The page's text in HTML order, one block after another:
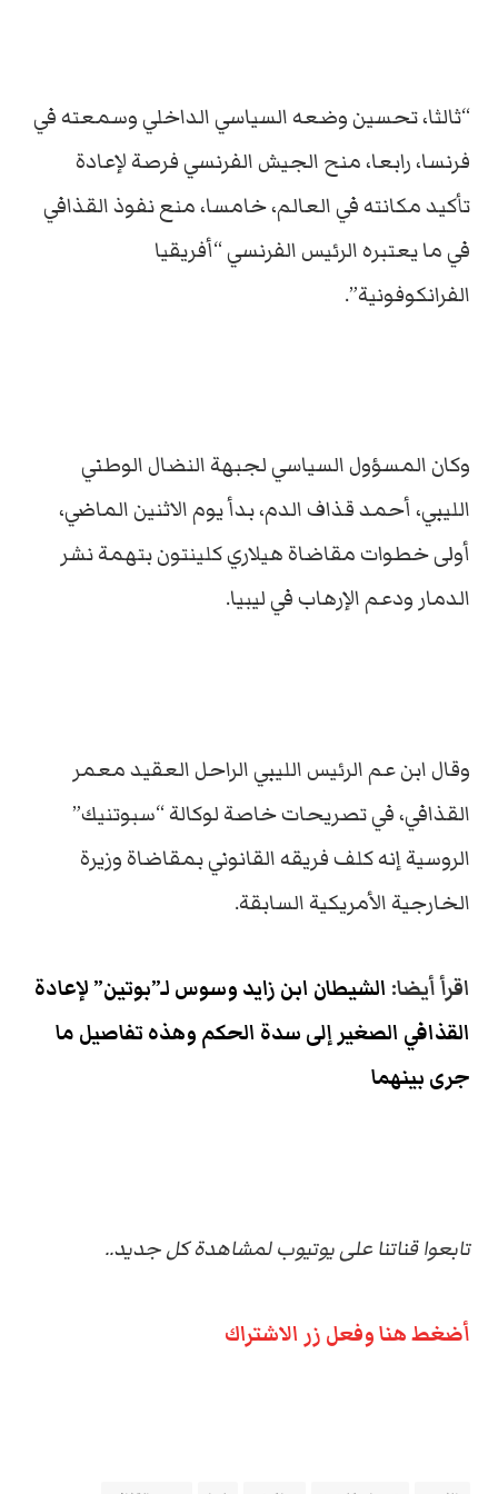
“ثالثا، تحسين وضعه السياسي الداخلي وسمعته في
فرنسا، رابعا، منح الجيش الفرنسي فرصة لإعادة
تأكيد مكانته في العالم، خامسا، منع نفوذ القذافي
في ما يعتبره الرئيس الفرنسي “أفريقيا
الفرانكوفونية”.
وكان المسؤول السياسي لجبهة النضال الوطني
الليبي، أحمد قذاف الدم، بدأ يوم الاثنين الماضي،
أولى خطوات مقاضاة هيلاري كلينتون بتهمة نشر
الدمار ودعم الإرهاب في ليبيا.
وقال ابن عم الرئيس الليبي الراحل العقيد معمر
القذافي، في تصريحات خاصة لوكالة “سبوتنيك”
الروسية إنه كلف فريقه القانوني بمقاضاة وزيرة
الخارجية الأمريكية السابقة.
اقرأ أيضا: الشيطان ابن زايد وسوس لـ”بوتين” لإعادة
القذافي الصغير إلى سدة الحكم وهذه تفاصيل ما
جرى بينهما
تابعوا قناتنا على يوتيوب لمشاهدة كل جديد..
أضغط هنا وفعل زر الاشتراك